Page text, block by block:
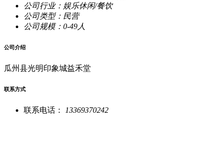
公司行业： 娱乐休闲/餐饮
公司类型： 民营
公司规模： 0-49人
公司介绍
瓜州县光明印象城益禾堂
联系方式
联系电话： 13369370242